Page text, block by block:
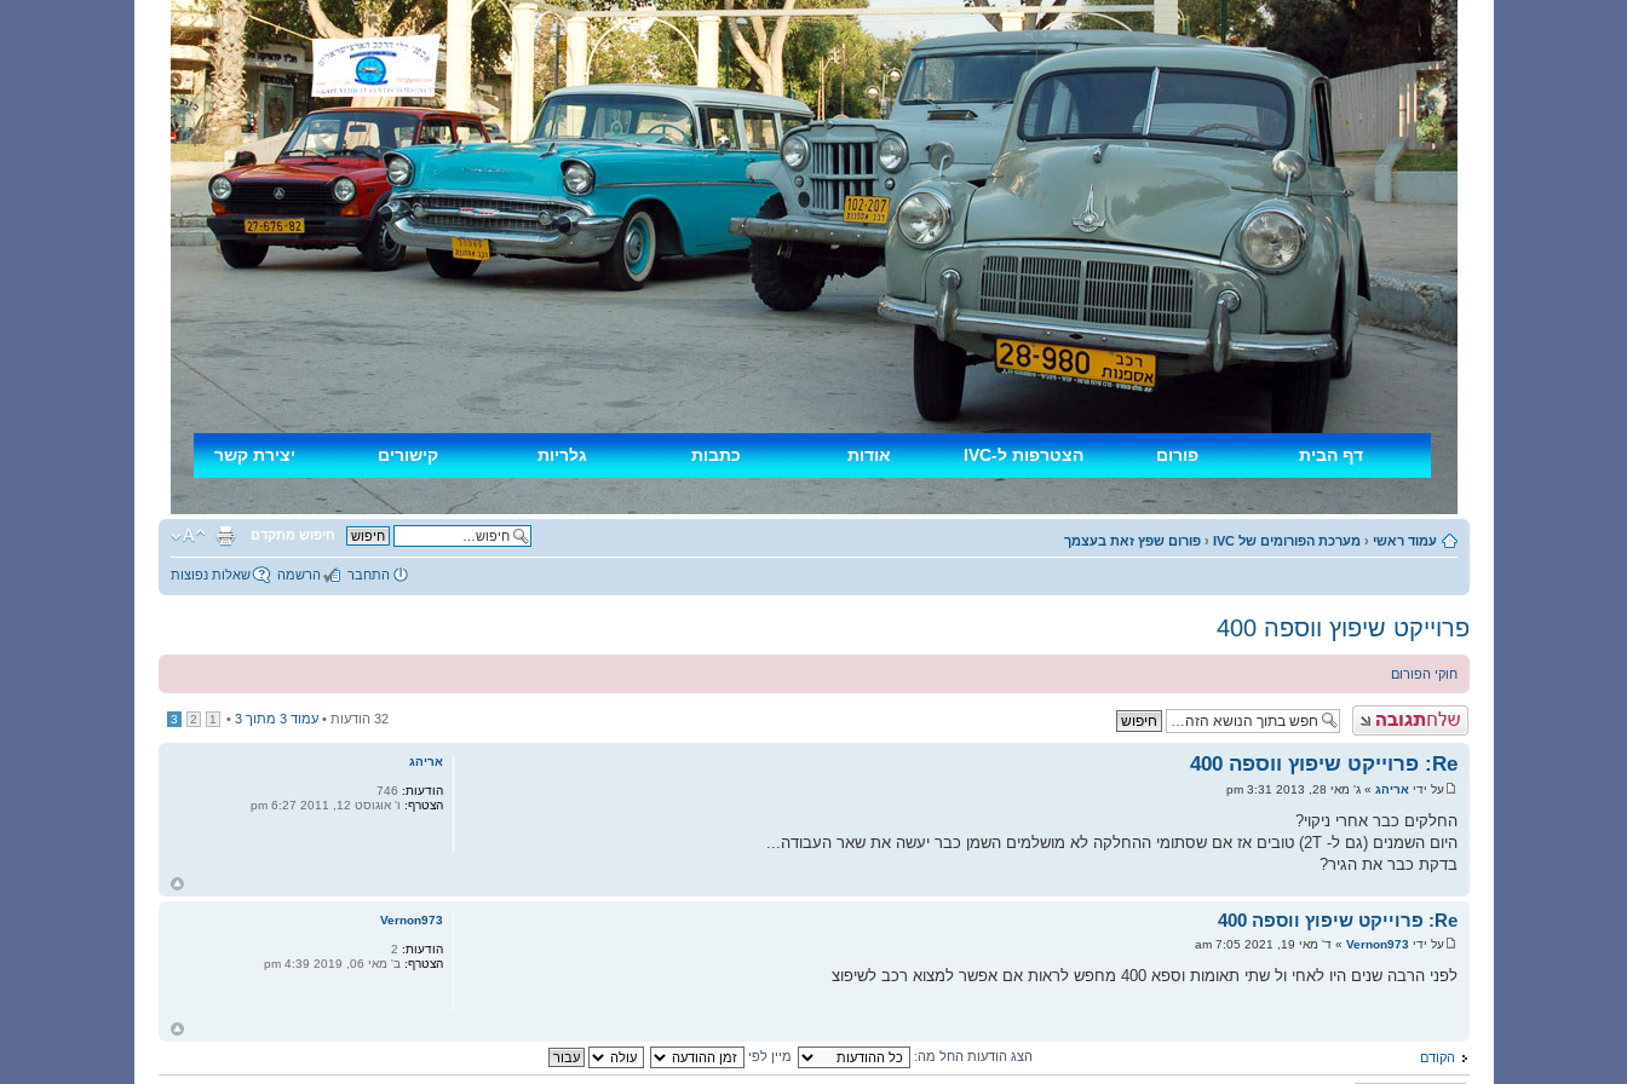
יצירת קשר קישורים גלריות כתבות אודות הצטרפות ל-IVC פורום דף הבית
עמוד ראשי ‹ מערכת הפורומים של IVC ‹ פורום שפץ זאת בעצמך חיפוש מתקדם
שאלות נפוצות הרשמה התחבר
פרוייקט שיפוץ ווספה 400
חוקי הפורום
פרסם תגובה 32 הודעות • עמוד3 מתוך3
•
1
2
3
Re: פרוייקט שיפוץ ווספה 400
על ידיאריהג » ג' מאי 28, 2013 3:31 pm
החלקים כבר אחרי ניקוי?
היום השמנים (גם ל- 2T) טובים אז אם שסתומי ההחלקה לא מושלמים השמן כבר יעשה את שאר העבודה...
בדקת כבר את הגיר?
אריהג
הודעות:
הצטרף: ו' אוגוסט 12, 2011 6:27 pm
Re: פרוייקט שיפוץ ווספה 400
על ידיVernon973 » ד' מאי 19, 2021 7:05 am
‏לפני הרבה שנים היו לאחי ול שתי תאומות וספא 400 מחפש לראות אם אפשר למצוא רכב לשיפוצ
Vernon973
הודעות:2
הצטרף:ב' מאי 06, 2019 4:39 pm
הקודם הצג הודעות החל מה: מיין לפי